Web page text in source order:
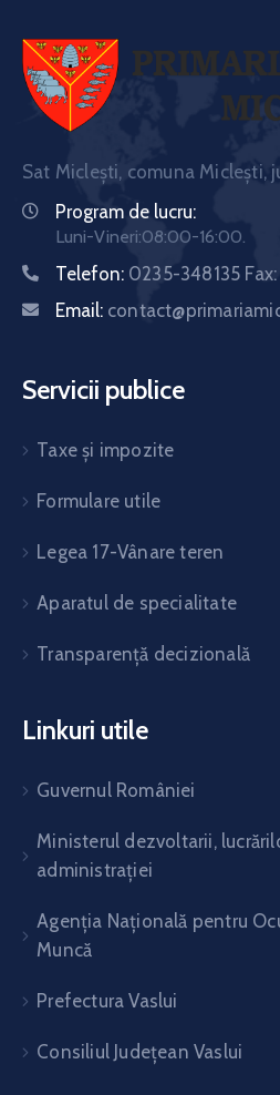
Sat Miclești, comuna Miclești,
Program de lucru:
Luni-Vineri:08:00-16:00.
Telefon: 0235-348135
Email:
Servicii publice
Taxe și impozite
Formulare utile
Legea 17-Vânare teren
Aparatul de specialitate
Transparență decizională
Linkuri utile
Guvernul României
Ministerul dezvoltarii,
administrației
Agenția Națională pentru
Muncă
Prefectura Vaslui
Consiliul Județean Vaslui